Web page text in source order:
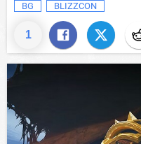
1
BG
BLIZZCON